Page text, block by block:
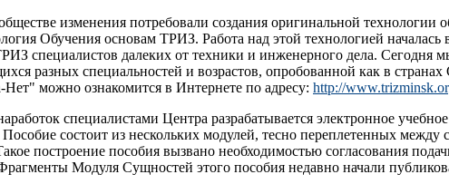
изменения потребовали создания оригинальной технологии
Обучения основам ТРИЗ. Работа над этой технологией
специалистов далеких от техники и инженерного дела. Сегодня
разных специальностей и возрастов, опробованной как в
можно ознакомится в Интернете по адресу: http://
специалистами Центра разрабатывается электронное
состоит из нескольких модулей, тесно переплетенных
построение пособия вызвано необходимостью согласования
Модуля Сущностей этого пособия недавно начали